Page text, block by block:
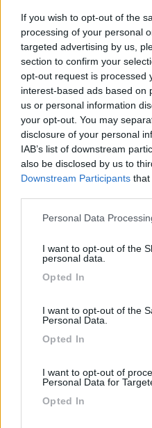
If you wish to opt-out of the
processing of your personal
targeted advertising by us,
section to confirm your
opt-out request is processed
interest-based ads based on
us or personal information
your opt-out. You may
disclosure of your personal
IAB’s list of downstream
also be disclosed by us to
Downstream Participants that
Please note that this
not limited to your visit or
use your data for below
Personal Data
I want to opt-out of the
personal data.
Opted In
I want to opt-out of the
Personal Data.
Opted In
I want to opt-out of
Personal Data for
Opted In
chiedi conferma
scusami, ma l'iva non si deve
Sergio
salito
29162
Inserito il23/02/2019 alle:
...e' da mo che si dice che i
momento della rivendita il
4706
Inserito il 24/02/2019 alle:
Per i mezzi usati, come in
prezzo esposto.
Per l’importazione, non è